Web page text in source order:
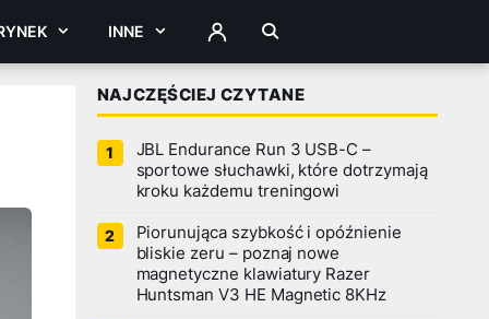
INNE ZALOGUJ
NAJCZĘŚCIEJ CZYTANE
JBL Endurance Run 3 USB-C –
sportowe słuchawki, które dotrzymają
kroku każdemu treningowi
Piorunująca szybkość i opóźnienie
bliskie zeru – poznaj nowe
magnetyczne klawiatury Razer
Huntsman V3 HE Magnetic 8KHz